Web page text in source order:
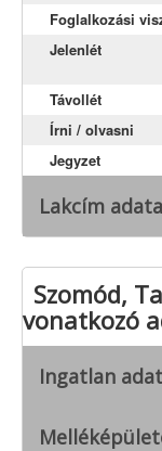
Foglalkozási
Jelenlét
Távollét
Írni / olvasni
Jegyzet
Lakcím
Szomód,
vonatkozó
Ingatlan